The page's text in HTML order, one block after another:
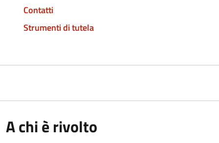
Contatti
Strumenti di tutela
A chi è rivolto